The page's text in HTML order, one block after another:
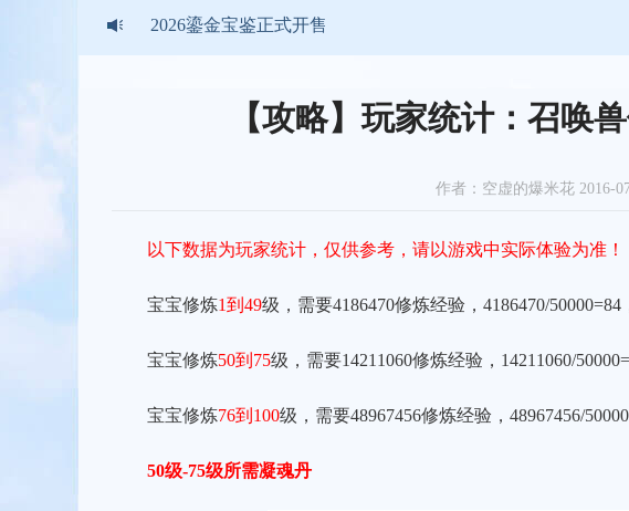
2026鎏金宝鉴正式开售
【攻略】玩家统计：召唤
作者：空虚的爆米花 2016-
以下数据为玩家统计，仅供参考，请以游戏中实际体验为准！
宝宝修炼1到49级，需要4186470修炼经验，4186470/50000=84
宝宝修炼50到75级，需要14211060修炼经验，14211060/
宝宝修炼76到100级，需要48967456修炼经验，48967456/
50级-75级所需凝魂丹